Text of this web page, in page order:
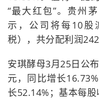
“最大红包”。贵州
示，公司将每10股
税），共分配利润
安琪酵母3月25日公
元，同比增长
长52.14%；基本每